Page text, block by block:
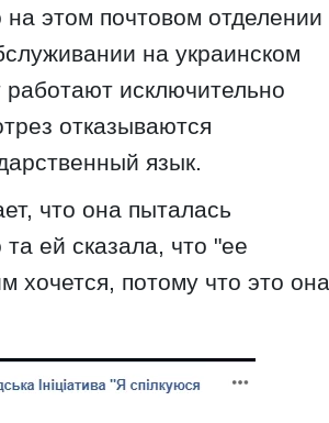
этом почтовом отделении
на украинском
исключительно
отказываются
язык.
что она пыталась
ей сказала, что "ее
хочется, потому что это она